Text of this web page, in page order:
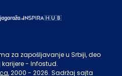
za zapošljavanje u Srbiji, deo
- Infostud.
, 2000 - 2026. Sadržaj sajta